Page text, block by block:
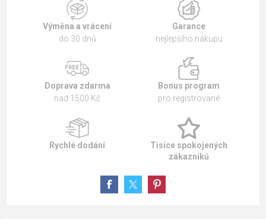
Výměna a vrácení
do 30 dnů
Garance
nejlepšího nákupu
Doprava zdarma
nad 1500 Kč
Bonus program
pro registrované
Rychlé dodání
Tisíce spokojených
zákazníků